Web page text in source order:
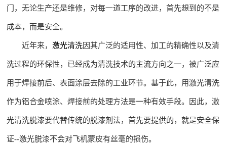
门，无论生产还是维修，对每一道工序的改进，首先想到的不是
成本，而是安全。
近年来，激光清洗因其广泛的适用性、加工的精确性以及清
洗过程的环保性，已经成为清洗技术的主流方向之一，被广泛应
用于焊接前后、表面涂层去除的工业环节。基于此，用激光清洗
作为铝合金喷涂、焊接前的处理方法是一种有效手段。因此，激
光清洗脱漆要代替传统的脱漆剂法，首先要提供的，就是安全保
证--激光脱漆不会对飞机蒙皮有丝毫的损伤。